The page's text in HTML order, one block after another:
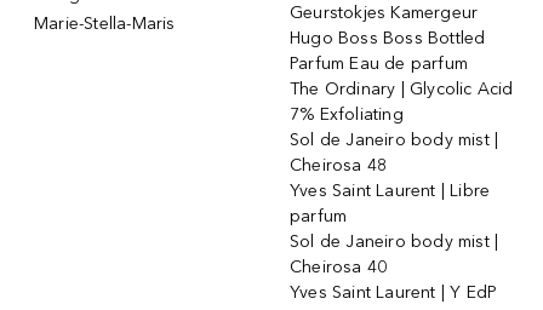
Marie-Stella-Maris
Geurstokjes Kamergeur
Hugo Boss Boss Bottled
Parfum Eau de parfum
The Ordinary | Glycolic Acid
7% Exfoliating
Sol de Janeiro body mist |
Cheirosa 48
Yves Saint Laurent | Libre
parfum
Sol de Janeiro body mist |
Cheirosa 40
Yves Saint Laurent | Y EdP